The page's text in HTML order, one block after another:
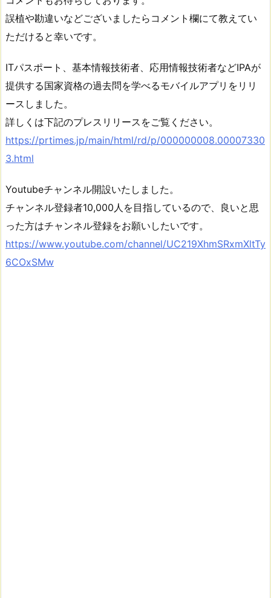
誤植や勘違いなどございましたらコメント欄にて教えてい
ただけると幸いです。
ITパスポート、基本情報技術者、応用情報技術者などIPAが
提供する国家資格の過去問を学べるモバイルアプリをリリ
ースしました。
詳しくは下記のプレスリリースをご覧ください。
https://prtimes.jp/main/html/rd/p/000000008.00007330
3.html
Youtubeチャンネル開設いたしました。
チャンネル登録者10,000人を目指しているので、良いと思
った方はチャンネル登録をお願いしたいです。
https://www.youtube.com/channel/UC219XhmSRxmXltTy
6COxSMw